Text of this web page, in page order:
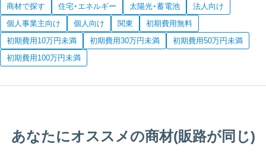
商材で探す
住宅・エネルギー 太陽光・蓄電池
法人向け
個人事業主向け
個人向け 関東
初期費用無料
初期費用10万円未満
初期費用30万円未満
初期費用50万円未満
初期費用100万円未満
あなたにオススメの商材(販路が同じ)